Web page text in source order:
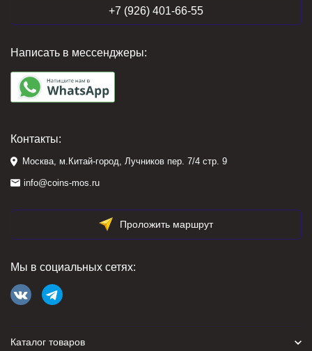
+7 (926) 401-66-55
Написать в мессенджеры:
Контакты:
Москва, м.Китай-город, Лучников пер. 7/4 стр. 9
info@coins-mos.ru
Проложить маршрут
Мы в социальных сетях:
Каталог товаров